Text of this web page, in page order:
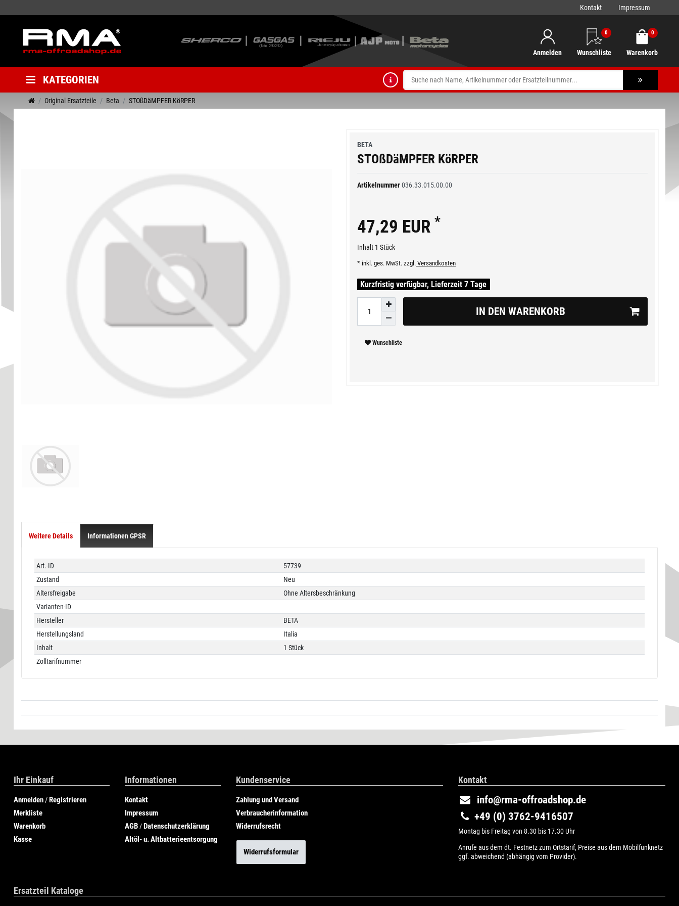
Kontakt Impressum
Anmelden
0
Wunschliste
0
Warenkorb
KATEGORIEN
Original Ersatzteile Beta STOßDäMPFER KöRPER
BETA
STOßDäMPFER KöRPER
Artikelnummer036.33.015.00.00
47,29 EUR *
Inhalt 1 Stück
* inkl. ges. MwSt. zzgl. Versandkosten
Kurzfristig verfügbar, Lieferzeit 7 Tage
IN DEN WARENKORB
Wunschliste
Weitere Details Informationen GPSR
Technisches
Merkmal
Wert
Art.-ID
57739
Zustand
Neu
Altersfreigabe
Ohne Altersbeschränkung
Varianten-ID
Hersteller
BETA
Herstellungsland
Italia
Inhalt
1 Stück
Zolltarifnummer
Ihr Einkauf
Anmelden /Registrieren
Merkliste
Warenkorb
Kasse
Informationen
Kontakt
Impressum
AGB /Datenschutzerklärung
Altöl- u. Altbatterieentsorgung
Kundenservice
Zahlung und Versand
Verbraucherinformation
Widerrufsrecht
Widerrufsformular
Kontakt
info@rma-offroadshop.de
+49 (0) 3762-9416507
Montag bis Freitag von 8.30 bis 17.30 Uhr
Anrufe aus dem dt. Festnetz zum Ortstarif, Preise aus dem Mobilfunknetz
ggf. abweichend (abhängig vom Provider).
Ersatzteil Kataloge